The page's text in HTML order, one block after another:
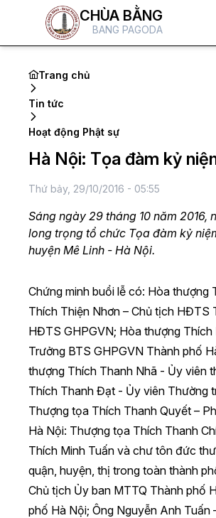
CHÙA BẰNG
BANG PAGODA
Trang chủ
Tin tức
Hoạt động Phật sự
Hà Nội: Tọa đàm kỷ
Thứ bảy, 29/10/2016 - 05:55
Sáng ngày 29 tháng 10 năm 2016,
long trọng tổ chức Tọa đàm kỷ
huyện Mê Linh - Hà Nội.
Chứng minh buổi lễ có: Hòa
Thích Thiện Nhơn – Chủ tịch
HĐTS GHPGVN; Hòa thượng
Trưởng BTS GHPGVN Thành phố
thượng Thích Thanh Nhã - Ủy viên
Thích Thanh Đạt - Ủy viên Thường
Thượng tọa Thích Thanh Quyết –
Hà Nội: Thượng tọa Thích Thanh
Thích Minh Tuấn và chư tôn đức
quận, huyện, thị trong toàn thành
Chủ tịch Ủy ban MTTQ Thành phố
phố Hà Nội; Ông Nguyễn Anh